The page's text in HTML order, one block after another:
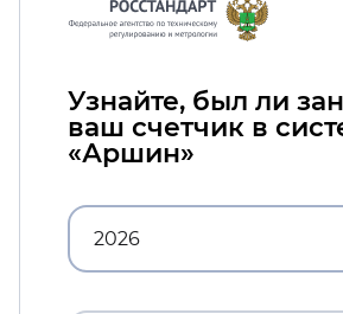
Узнайте, был ли
ваш счетчик в
«Аршин»